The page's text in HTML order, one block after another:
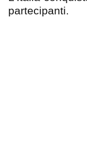
partecipanti.